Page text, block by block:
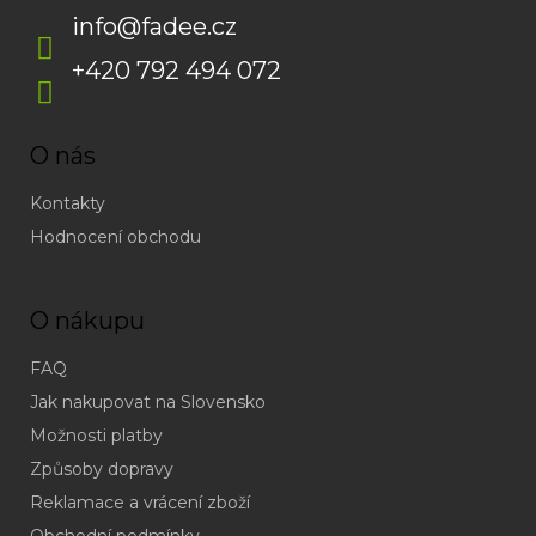
info@fadee.cz
+420 792 494 072
O nás
Kontakty
Hodnocení obchodu
O nákupu
FAQ
Jak nakupovat na Slovensko
Možnosti platby
Způsoby dopravy
Reklamace a vrácení zboží